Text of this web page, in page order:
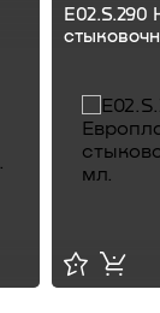
E02.S.290